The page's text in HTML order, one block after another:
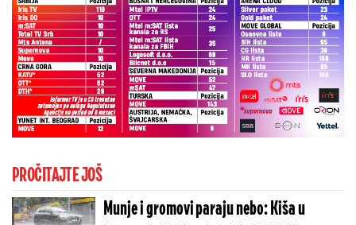
PROČITAJTE JOŠ
Munje i gromovi paraju nebo: Kiša u